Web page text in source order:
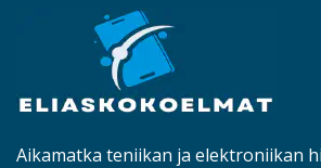
Aikamatka teniikan ja elektroniikan